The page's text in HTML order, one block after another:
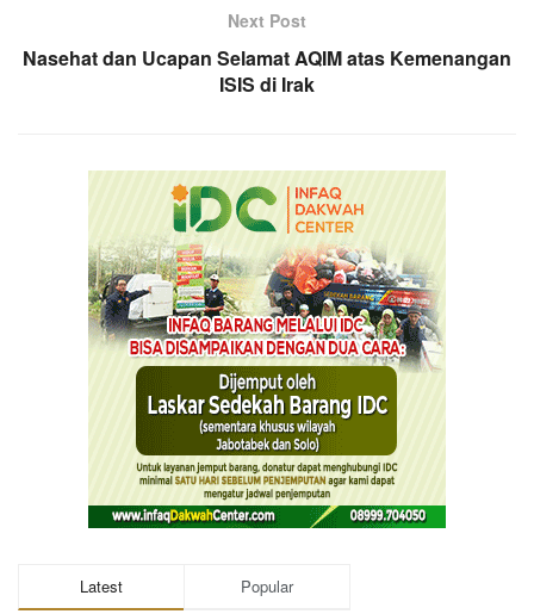
Next Post
Nasehat dan Ucapan Selamat AQIM atas Kemenangan
ISIS di Irak
Latest Popular